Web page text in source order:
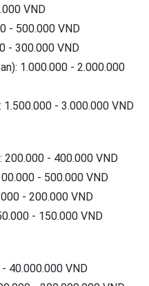
VND
- 500.000 VND
- 300.000 VND
1.000.000 - 2.000.000
- 3.000.000 VND
- 400.000 VND
- 500.000 VND
- 200.000 VND
- 150.000 VND
40.000.000 VND